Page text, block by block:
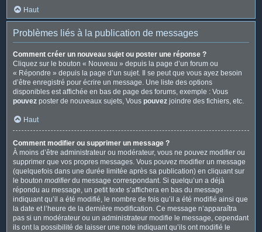
Haut
Problèmes liés à la publication de messages
Comment créer un nouveau sujet ou poster une réponse ?
Cliquez sur le bouton « Nouveau » depuis la page d’un forum ou
« Répondre » depuis la page d’un sujet. Il se peut que vous ayez besoin
d’être enregistré pour écrire un message. Une liste des options
disponibles est affichée en bas de page des forums, exemple : Vous
pouvez poster de nouveaux sujets, Vous pouvez joindre des fichiers, etc.
Haut
Comment modifier ou supprimer un message ?
À moins d’être administrateur ou modérateur, vous ne pouvez modifier ou
supprimer que vos propres messages. Vous pouvez modifier un message
(quelquefois dans une durée limitée après sa publication) en cliquant sur
le bouton modifierdu message correspondant. Si quelqu’un a déjà
répondu au message, un petit texte s’affichera en bas du message
indiquant qu’il a été modifié, le nombre de fois qu’il a été modifié ainsi que
la date et l’heure de la dernière modification. Ce message n’apparaîtra
pas si un modérateur ou un administrateur modifie le message, cependant
ils ont la possibilité de laisser une note indiquant qu’ils ont modifié le